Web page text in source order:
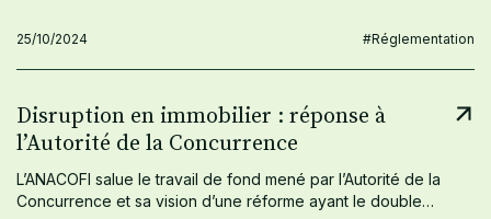
25/10/2024 #Réglementation
Disruption en immobilier : réponse à
l’Autorité de la Concurrence
L’ANACOFI salue le travail de fond mené par l’Autorité de la
Concurrence et sa vision d’une réforme ayant le double…